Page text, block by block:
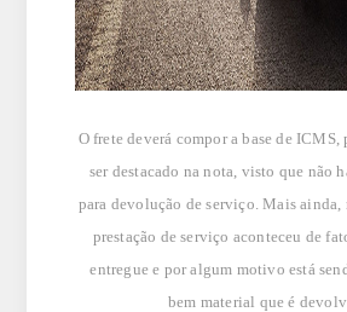
O frete deverá compor a base de ICMS,
ser destacado na nota, visto que não
para devolução de serviço. Mais ainda,
prestação de serviço aconteceu de
entregue e por algum motivo está
bem material que é